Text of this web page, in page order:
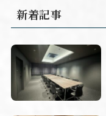
新着記事